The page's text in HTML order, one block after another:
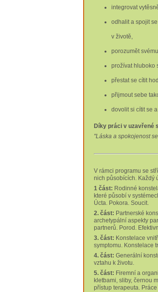
integrovat
odhalit a spojit
v životě,
porozumět
prožívat hluboko
přestat se cítit
přijmout sebe
dovolit si cítit se
Díky práci v uzavřené
"Láska a spokojenost
V rámci programu se
nich působících. Každý
1 část: Rodinné
které působí v
Úcta. Pokora. Soucit.
2. část: Partnerské
archetypální aspekty
partnerů. Porod.
3. část: Konstelace
symptomu. Konstelace
4. část: Generální
vztahu k životu.
5. část: Firemní a
kletbami, sliby, černou
přístup terapeuta.